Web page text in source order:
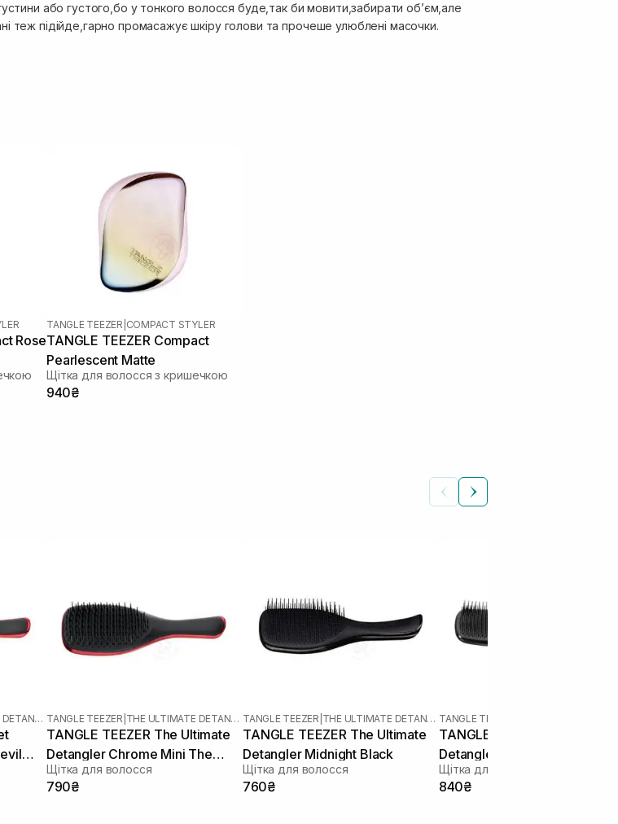
або густого,бо у тонкого волосся буде,так би мовити,забирати обʼєм,але
теж підійде,гарно промасажує шкіру голови та прочеше улюблені масочки.
TANGLE TEEZER COMPACT STYLER
TANGLE TEEZER Compact
Pearlescent Matte
Щітка для волосся з кришечкою
940₴
THE ULTIMATE DETANGLER TANGLE TEEZER THE ULTIMATE DETANGLER MINI
TANGLE TEEZER The Ultimate
Detangler Chrome Mini The
Devil Wears Prada
Щітка для волосся
790₴
TANGLE TEEZER THE ULTIMATE DETANGLER
TANGLE TEEZER The Ultimate
Detangler Midnight Black
Щітка для волосся
760₴
TANGLE TEEZER
TANGLE TEEZER The
Detangler Large Black Gloss
Щітка для волосся
840₴